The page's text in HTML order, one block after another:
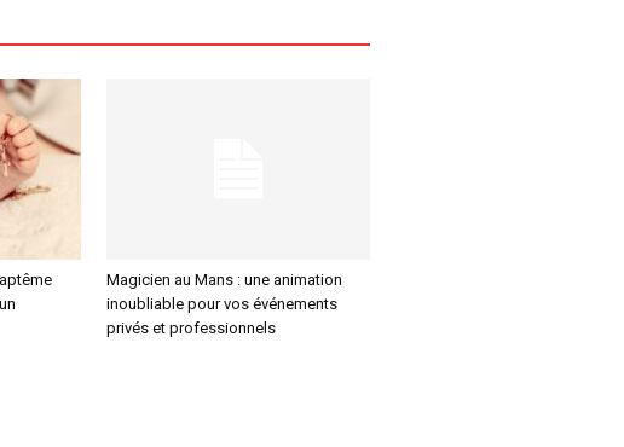
Magicien au Mans : une animation
inoubliable pour vos événements
privés et professionnels